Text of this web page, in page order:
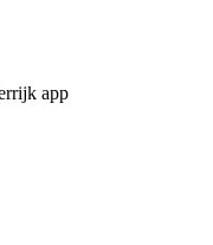
app